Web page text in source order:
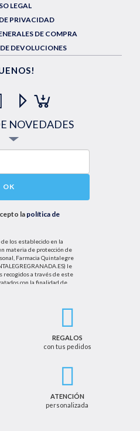
LEGAL
PRIVACIDAD
DE COMPRA
DEVOLUCIONES
NOVEDADES
OK
la política de
los establecido en la
materia de protección de
Farmacia Quintalegre
le
recogidos a través de este
con la finalidad de
personales se basará
así como los derechos
a través de la dirección
así
medios detallados en la
sobre nuestra política de
en la dirección web
REGALOS
con tus pedidos
ATENCIÓN
personalizada